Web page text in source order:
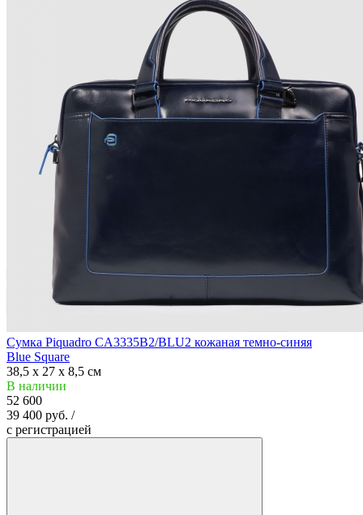
Сумка Piquadro CA3335B2/BLU2 кожаная темно-синяя
Blue Square
38,5 x 27 x 8,5 см
В наличии
52 600
39 400 руб. /
c регистрацией